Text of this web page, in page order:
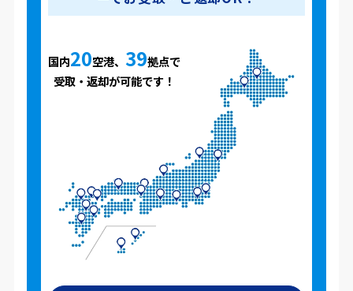
国内20空港、 39拠点で
受取・返却が可能です！